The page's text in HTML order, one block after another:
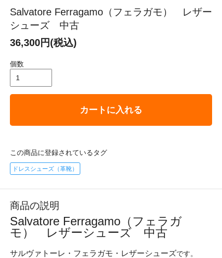
Salvatore Ferragamo（フェラガモ） レザー
シューズ 中古
36,300円(税込)
個数
カートに入れる
この商品に登録されているタグ
ドレスシューズ（革靴）
商品の説明
Salvatore Ferragamo（フェラガ
モ） レザーシューズ 中古
サルヴァトーレ・フェラガモ・レザーシューズです。